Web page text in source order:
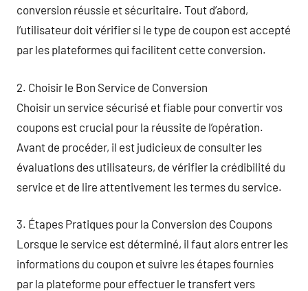
conversion réussie et sécuritaire. Tout d’abord,
l’utilisateur doit vérifier si le type de coupon est accepté
par les plateformes qui facilitent cette conversion.
2. Choisir le Bon Service de Conversion
Choisir un service sécurisé et fiable pour convertir vos
coupons est crucial pour la réussite de l’opération.
Avant de procéder, il est judicieux de consulter les
évaluations des utilisateurs, de vérifier la crédibilité du
service et de lire attentivement les termes du service.
3. Étapes Pratiques pour la Conversion des Coupons
Lorsque le service est déterminé, il faut alors entrer les
informations du coupon et suivre les étapes fournies
par la plateforme pour effectuer le transfert vers